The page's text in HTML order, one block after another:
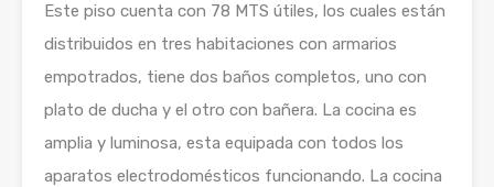
Este piso cuenta con 78 MTS útiles, los cuales están
distribuidos en tres habitaciones con armarios
empotrados, tiene dos baños completos, uno con
plato de ducha y el otro con bañera. La cocina es
amplia y luminosa, esta equipada con todos los
aparatos electrodomésticos funcionando. La cocina